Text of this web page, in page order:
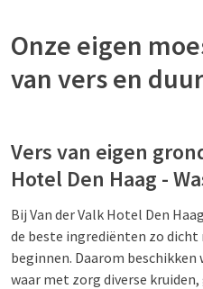
Onze eigen
van vers en
Vers van eigen
Hotel Den Haag -
Bij Van der Valk Hotel Den
de beste ingrediënten zo dicht
beginnen. Daarom
waar met zorg diverse